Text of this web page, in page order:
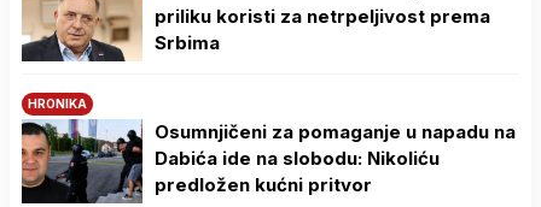
priliku koristi za netrpeljivost prema
Srbima
HRONIKA
Osumnjičeni za pomaganje u napadu na
Dabića ide na slobodu: Nikoliću
predložen kućni pritvor